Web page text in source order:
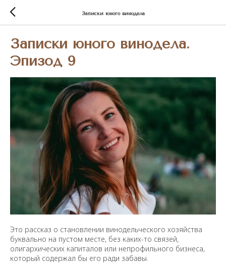
Записки юного винодела
Записки юного винодела.
Эпизод 9
Это рассказ о становлении винодельческого хозяйства
буквально на пустом месте, без каких-то связей,
олигархических капиталов или непрофильного бизнеса,
который содержал бы его ради забавы.